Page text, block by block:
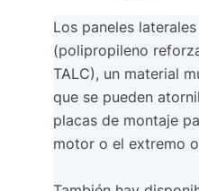
Los paneles
(polipropileno
TALC), un material
que se pueden
placas de montaje
motor o el extremo